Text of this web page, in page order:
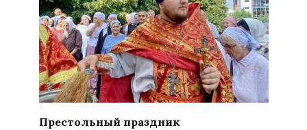
Престольный праздник